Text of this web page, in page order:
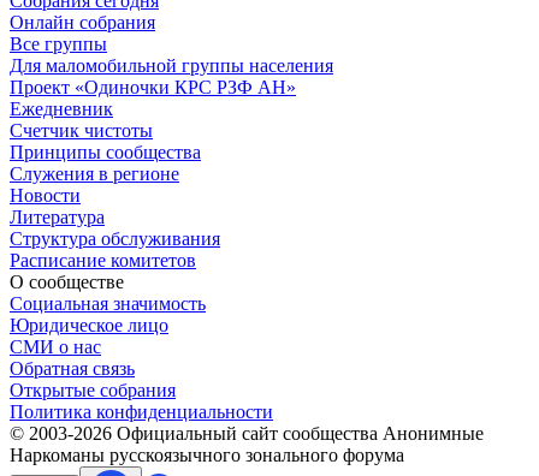
Онлайн собрания
Все группы
Для маломобильной группы населения
Проект «Одиночки КРС РЗФ АН»
Ежедневник
Счетчик чистоты
Принципы сообщества
Служения в регионе
Новости
Литература
Структура обслуживания
Расписание комитетов
О сообществе
Социальная значимость
Юридическое лицо
СМИ о нас
Обратная связь
Открытые собрания
Политика конфиденциальности
© 2003-2026 Официальный сайт сообщества Анонимные
Наркоманы русскоязычного зонального форума